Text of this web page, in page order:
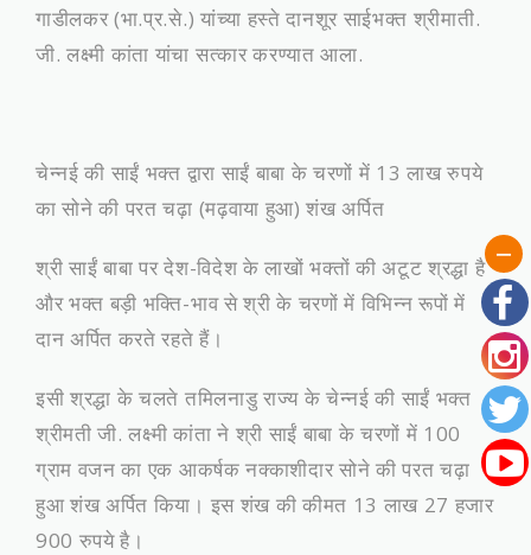
गाडीलकर (भा.प्र.से.) यांच्या हस्ते दानशूर साईभक्त श्रीमाती.
जी. लक्ष्मी कांता यांचा सत्कार करण्यात आला.
चेन्नई की साईं भक्त द्वारा साईं बाबा के चरणों में 13 लाख रुपये
का सोने की परत चढ़ा (मढ़वाया हुआ) शंख अर्पित
​श्री साईं बाबा पर देश-विदेश के लाखों भक्तों की अटूट श्रद्धा है
और भक्त बड़ी भक्ति-भाव से श्री के चरणों में विभिन्न रूपों में
दान अर्पित करते रहते हैं।
इसी श्रद्धा के चलते तमिलनाडु राज्य के चेन्नई की साईं भक्त
श्रीमती जी. लक्ष्मी कांता ने श्री साईं बाबा के चरणों में 100
ग्राम वजन का एक आकर्षक नक्काशीदार सोने की परत चढ़ा
हुआ शंख अर्पित किया। इस शंख की कीमत 13 लाख 27 हजार
900 रुपये है।